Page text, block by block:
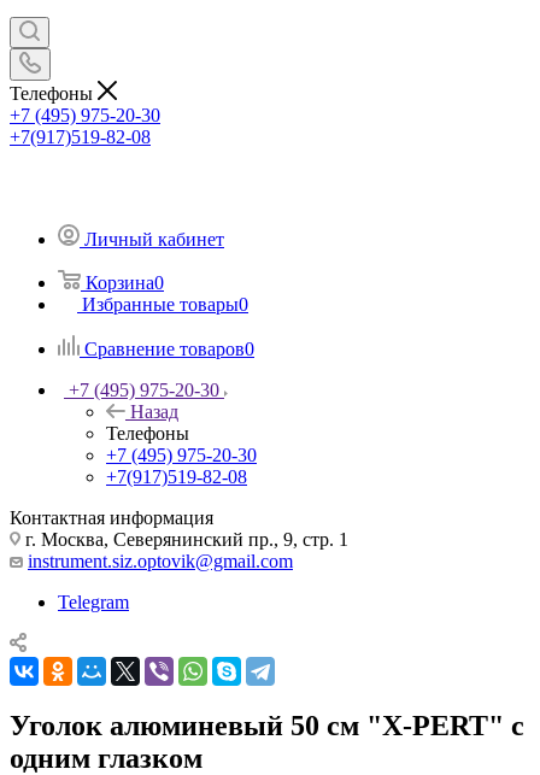
Телефоны
+7 (495) 975-20-30
+7(917)519-82-08
Личный кабинет
Корзина0
Избранные товары0
Сравнение товаров0
+7 (495) 975-20-30
Назад
Телефоны
+7 (495) 975-20-30
+7(917)519-82-08
Контактная информация
г. Москва, Северянинский пр., 9, стр. 1
instrument.siz.optovik@gmail.com
Telegram
Уголок алюминевый 50 см "X-PERT" с
одним глазком